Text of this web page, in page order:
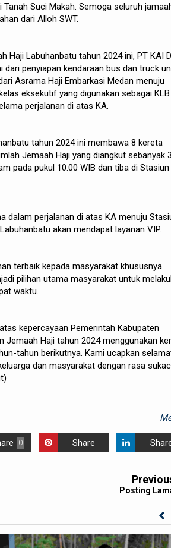
Suci Makah. Semoga seluruh
dari Alloh SWT.
Haji Labuhanbatu tahun 2024 ini, PT KAI
penyiapan kendaraan bus dan truck
Asrama Haji Embarkasi Medan menuju
eksekutif yang digunakan sebagai KLB
perjalanan di atas KA.
tahun 2024 ini membawa 8 kereta
Jemaah Haji yang diangkut sebanyak
pada pukul 10.00 WIB dan tiba di Stasiun
dalam perjalanan di atas KA menuju
akan mendapat layanan VIP.
terbaik kepada masyarakat khususnya
pilihan utama masyarakat untuk
waktu.
kepercayaan Pemerintah Kabupaten
Jemaah Haji tahun 2024 menggunakan
tahun berikutnya. Kami ucapkan
dan masyarakat dengan rasa
0 Share
Posting